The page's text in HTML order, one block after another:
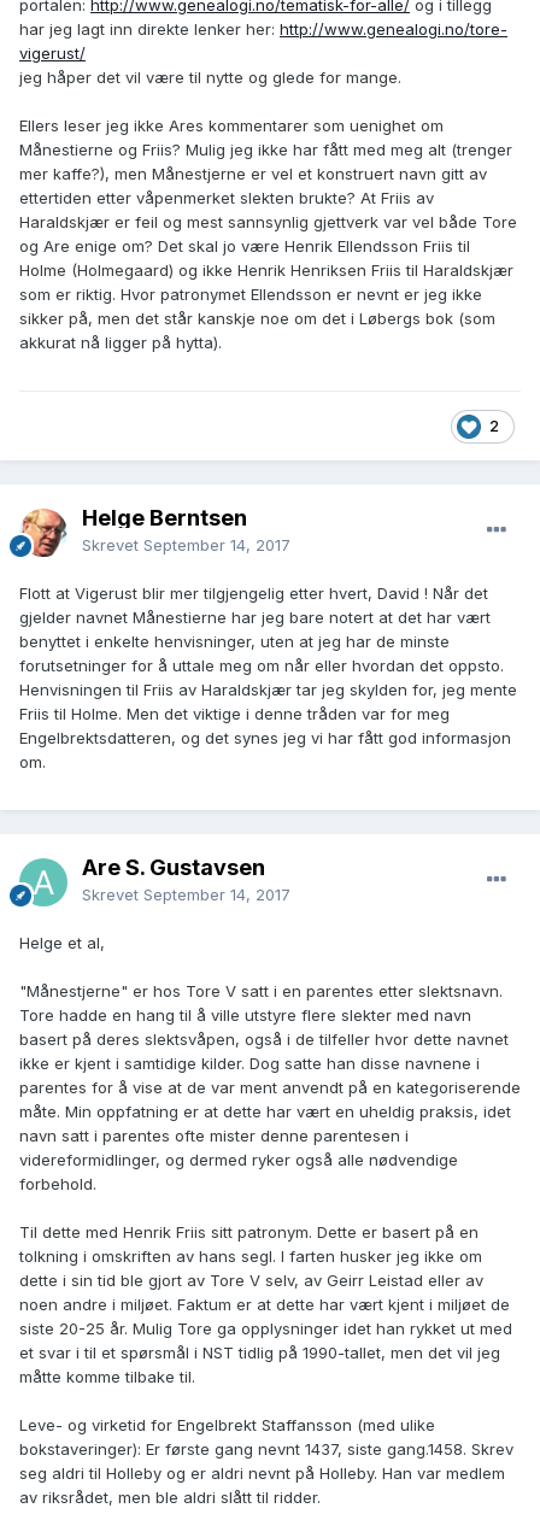
portalen: http://www.genealogi.no/tematisk-for-alle/ og i tillegg
har jeg lagt inn direkte lenker her: http://www.genealogi.no/tore-
vigerust/
jeg håper det vil være til nytte og glede for mange.
Ellers leser jeg ikke Ares kommentarer som uenighet om
Månestierne og Friis? Mulig jeg ikke har fått med meg alt (trenger
mer kaffe?), men Månestjerne er vel et konstruert navn gitt av
ettertiden etter våpenmerket slekten brukte? At Friis av
Haraldskjær er feil og mest sannsynlig gjettverk var vel både Tore
og Are enige om? Det skal jo være Henrik Ellendsson Friis til
Holme (Holmegaard) og ikke Henrik Henriksen Friis til Haraldskjær
som er riktig. Hvor patronymet Ellendsson er nevnt er jeg ikke
sikker på, men det står kanskje noe om det i Løbergs bok (som
akkurat nå ligger på hytta).
2
Helge Berntsen
Skrevet September 14, 2017
Flott at Vigerust blir mer tilgjengelig etter hvert, David ! Når det
gjelder navnet Månestierne har jeg bare notert at det har vært
benyttet i enkelte henvisninger, uten at jeg har de minste
forutsetninger for å uttale meg om når eller hvordan det oppsto.
Henvisningen til Friis av Haraldskjær tar jeg skylden for, jeg mente
Friis til Holme. Men det viktige i denne tråden var for meg
Engelbrektsdatteren, og det synes jeg vi har fått god informasjon
om.
Are S. Gustavsen
Skrevet September 14, 2017
Helge et al,
"Månestjerne" er hos Tore V satt i en parentes etter slektsnavn.
Tore hadde en hang til å ville utstyre flere slekter med navn
basert på deres slektsvåpen, også i de tilfeller hvor dette navnet
ikke er kjent i samtidige kilder. Dog satte han disse navnene i
parentes for å vise at de var ment anvendt på en kategoriserende
måte. Min oppfatning er at dette har vært en uheldig praksis, idet
navn satt i parentes ofte mister denne parentesen i
videreformidlinger, og dermed ryker også alle nødvendige
forbehold.
Til dette med Henrik Friis sitt patronym. Dette er basert på en
tolkning i omskriften av hans segl. I farten husker jeg ikke om
dette i sin tid ble gjort av Tore V selv, av Geirr Leistad eller av
noen andre i miljøet. Faktum er at dette har vært kjent i miljøet de
siste 20-25 år. Mulig Tore ga opplysninger idet han rykket ut med
et svar i til et spørsmål i NST tidlig på 1990-tallet, men det vil jeg
måtte komme tilbake til.
Leve- og virketid for Engelbrekt Staffansson (med ulike
bokstaveringer): Er første gang nevnt 1437, siste gang.1458. Skrev
seg aldri til Holleby og er aldri nevnt på Holleby. Han var medlem
av riksrådet, men ble aldri slått til ridder.